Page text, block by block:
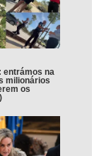
entrámos na
milionários
os